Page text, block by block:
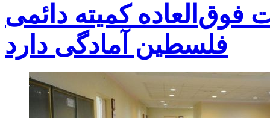
کمیته دائمی
فلسطین آمادگی دارد